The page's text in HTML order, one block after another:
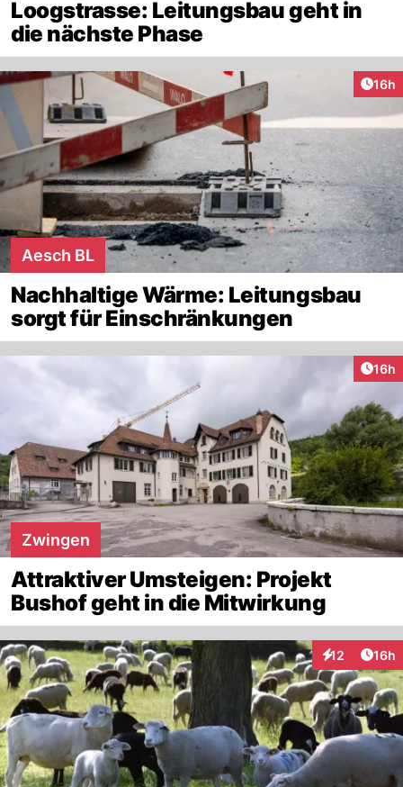
Loogstrasse: Leitungsbau geht in
die nächste Phase
16h
Aesch BL
Nachhaltige Wärme: Leitungsbau
sorgt für Einschränkungen
16h
Zwingen
Attraktiver Umsteigen: Projekt
Bushof geht in die Mitwirkung
12
Interaktionen
16h